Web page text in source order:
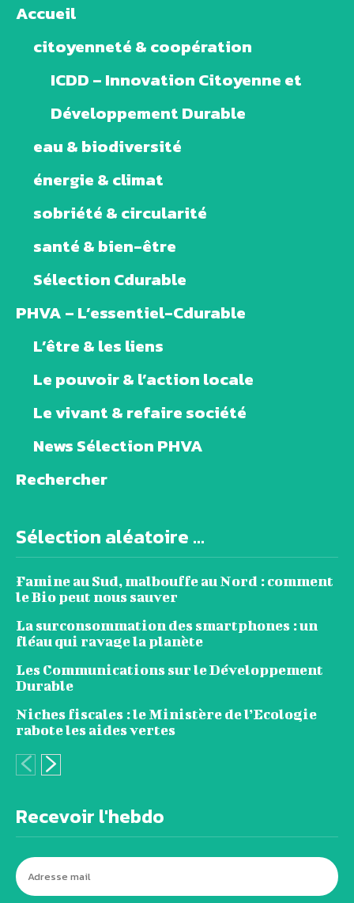
Accueil
citoyenneté & coopération
ICDD – Innovation Citoyenne et
Développement Durable
eau & biodiversité
énergie & climat
sobriété & circularité
santé & bien-être
Sélection Cdurable
PHVA – L’essentiel-Cdurable
L’être & les liens
Le pouvoir & l’action locale
Le vivant & refaire société
News Sélection PHVA
Rechercher
Sélection aléatoire ...
Famine au Sud, malbouffe au Nord : comment
le Bio peut nous sauver
La surconsommation des smartphones : un
fléau qui ravage la planète
Les Communications sur le Développement
Durable
Niches fiscales : le Ministère de l’Ecologie
rabote les aides vertes
Recevoir l'hebdo